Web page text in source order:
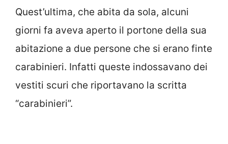
Quest’ultima, che abita da sola, alcuni
giorni fa aveva aperto il portone della sua
abitazione a due persone che si erano finte
carabinieri. Infatti queste indossavano dei
vestiti scuri che riportavano la scritta
“carabinieri”.